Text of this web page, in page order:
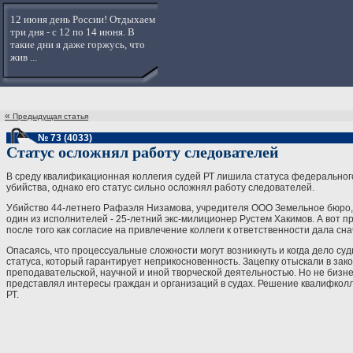
12 июня день России! Отдыхаем
три дня - с 12 по 14 июня. В
такие дни я даже горжусь, что
жив ...
« Предыдущая статья
№ 73 (4033)
Статус осложнял работу следователей
В среду квалификационная коллегия судей РТ лишила статуса
убийства, однако его статус сильно осложнял работу следователей.
Убийство 44-летнего Рафаэля Низамова, учредителя ООО Земельное
один из исполнителей - 25-летний экс-милиционер Рустем Хакимов. А вот
после того как согласие на привлечение коллеги к ответственности дала
Опасаясь, что процессуальные сложности могут возникнуть и когда дело
статуса, который гарантирует неприкосновенность. Зацепку отыскали в
преподавательской, научной и иной творческой деятельностью. Но не
представлял интересы граждан и организаций в судах. Решение
РТ.